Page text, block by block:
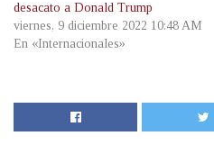
desacato a Donald Trump
viernes, 9 diciembre 2022 10:48 AM
En «Internacionales»